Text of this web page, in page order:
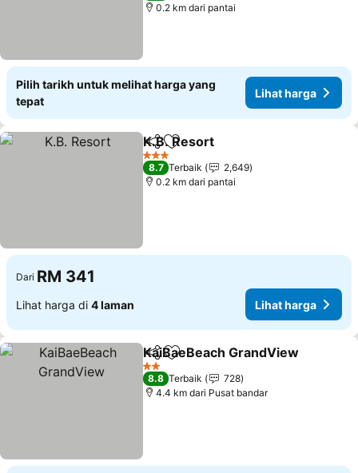
0.2 km dari pantai
Pilih tarikh untuk melihat harga yang
tepat
Lihat harga
KongsiTambah ke favorit
K.B. Resort
3 Bintang
8.7 Terbaik
2,649
0.2 km dari pantai
Dari RM 341
Lihat harga di 4 laman Lihat harga
KongsiTambah ke favorit
KaiBaeBeach GrandView
2 Bintang
8.8 Terbaik
728
4.4 km dari Pusat bandar